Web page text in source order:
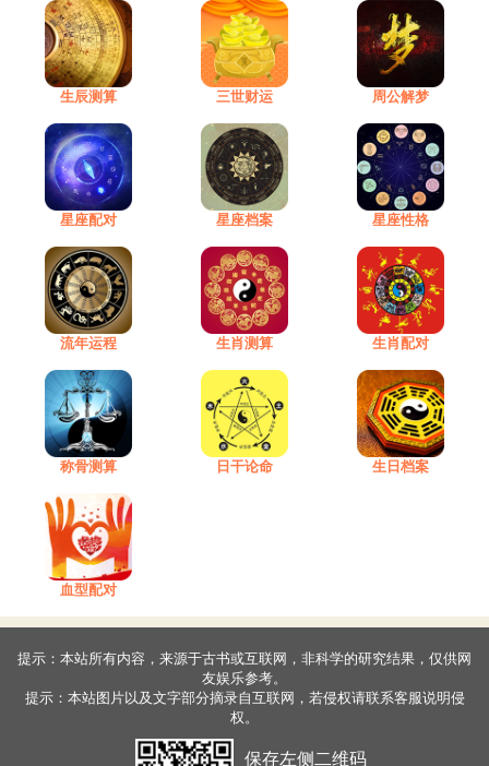
生辰测算 三世财运 周公解梦
星座配对 星座档案 星座性格
流年运程 生肖测算 生肖配对
称骨测算 日干论命 生日档案
血型配对
提示：本站所有内容，来源于古书或互联网，非科学的研究结果，仅供网
友娱乐参考。
提示：本站图片以及文字部分摘录自互联网，若侵权请联系客服说明侵
权。
保存左侧二维码